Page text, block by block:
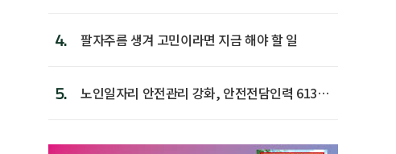
4. 팔자주름 생겨 고민이라면 지금 해야 할 일
5.
노인일자리 안전관리 강화, 안전전담인력 613명